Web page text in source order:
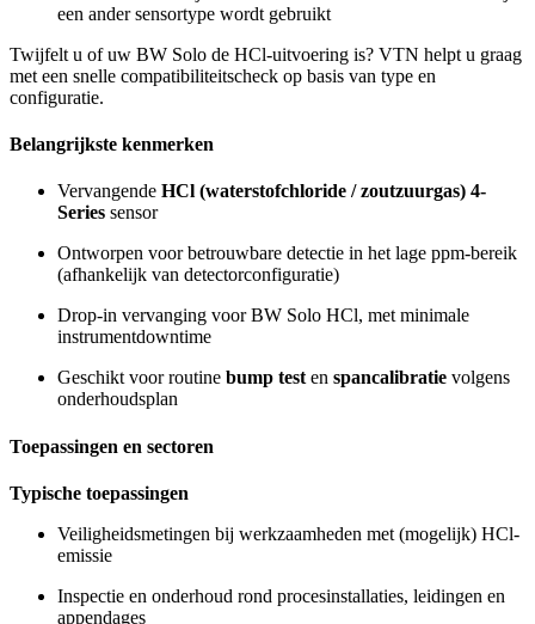
een ander sensortype wordt gebruikt
Twijfelt u of uw BW Solo de HCl-uitvoering is? VTN helpt u graag
met een snelle compatibiliteitscheck op basis van type en
configuratie.
Belangrijkste kenmerken
Vervangende HCl (waterstofchloride / zoutzuurgas) 4-
Series sensor
Ontworpen voor betrouwbare detectie in het lage ppm-bereik
(afhankelijk van detectorconfiguratie)
Drop-in vervanging voor BW Solo HCl, met minimale
instrumentdowntime
Geschikt voor routine bump test en spancalibratie volgens
onderhoudsplan
Toepassingen en sectoren
Typische toepassingen
Veiligheidsmetingen bij werkzaamheden met (mogelijk) HCl-
emissie
Inspectie en onderhoud rond procesinstallaties, leidingen en
appendages